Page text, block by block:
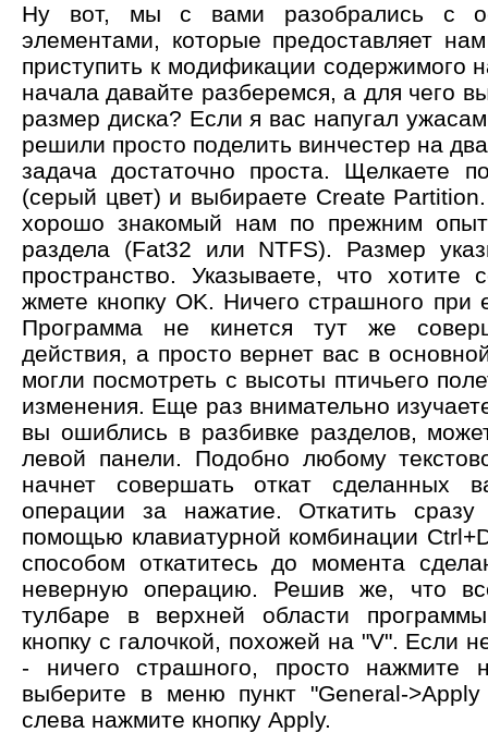
Ну вот, мы с вами разобрались с
элементами, которые предоставляет
приступить к модификации содержимого
начала давайте разберемся, а для чего
размер диска? Если я вас напугал
решили просто поделить винчестер на
задача достаточно проста. Щелкаете
(серый цвет) и выбираете Create
хорошо знакомый нам по прежним
раздела (Fat32 или NTFS). Размер
пространство. Указываете, что
жмете кнопку OK. Ничего страшного при
Программа не кинется тут же
действия, а просто вернет вас в
могли посмотреть с высоты птичьего
изменения. Еще раз внимательно
вы ошиблись в разбивке разделов,
левой панели. Подобно любому
начнет совершать откат сделанных
операции за нажатие. Откатить
помощью клавиатурной комбинации
способом откатитесь до момента
неверную операцию. Решив же, что
тулбаре в верхней области
кнопку с галочкой, похожей на "V". Если
- ничего страшного, просто нажмите
выберите в меню пункт "General-
слева нажмите кнопку Apply.